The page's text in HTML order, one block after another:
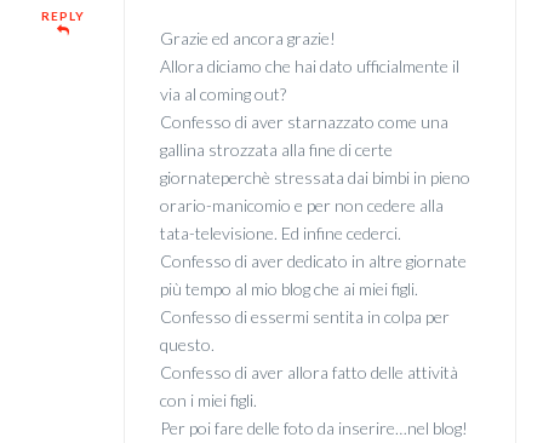
REPLY
Grazie ed ancora grazie!
Allora diciamo che hai dato ufficialmente il
via al coming out?
Confesso di aver starnazzato come una
gallina strozzata alla fine di certe
giornateperchè stressata dai bimbi in pieno
orario-manicomio e per non cedere alla
tata-televisione. Ed infine cederci.
Confesso di aver dedicato in altre giornate
più tempo al mio blog che ai miei figli.
Confesso di essermi sentita in colpa per
questo.
Confesso di aver allora fatto delle attività
con i miei figli.
Per poi fare delle foto da inserire…nel blog!